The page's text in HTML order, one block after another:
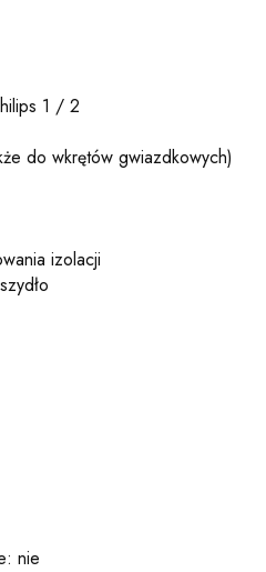
1 / 2
do wkrętów gwiazdkowych)
izolacji
nie